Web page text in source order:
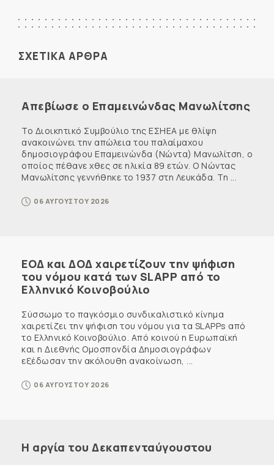
ΣΧΕΤΙΚΑ ΑΡΘΡΑ
Απεβίωσε ο Επαμεινώνδας Μανωλίτσης
Το Διοικητικό Συμβούλιο της ΕΣΗΕΑ με θλίψη
ανακοινώνει την απώλεια του παλαίμαχου
δημοσιογράφου Επαμεινώνδα (Νώντα) Μανωλίτση, ο
οποίος πέθανε χθες σε ηλικία 89 ετών. Ο Νώντας
Μανωλίτσης γεννήθηκε το 1937 στη Λευκάδα. Τη ...
06 ΑΥΓΟΥΣΤΟΥ 2026
ΕΟΔ και ΔΟΔ χαιρετίζουν την ψήφιση
του νόμου κατά των SLAPP από το
Ελληνικό Κοινοβούλιο
Σύσσωμο το παγκόσμιο συνδικαλιστικό κίνημα
χαιρετίζει την ψήφιση του νόμου για τα SLAPPs από
το Ελληνικό Κοινοβούλιο. Από κοινού η Ευρωπαϊκή
και η Διεθνής Ομοσπονδία Δημοσιογράφων
εξέδωσαν την ακόλουθη ανακοίνωση, ...
06 ΑΥΓΟΥΣΤΟΥ 2026
Η αργία του Δεκαπενταύγουστου